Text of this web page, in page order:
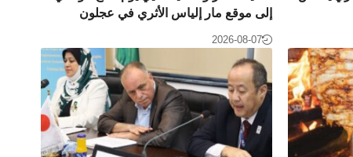
إلى موقع مار إلياس الأثري في عجلون
2026-08-07